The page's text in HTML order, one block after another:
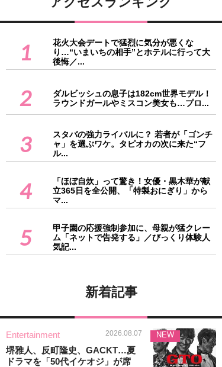
1
花火大会デートで猛烈に気分が悪くな
り…“いまいちの相手”とホテルに行って大
後悔／...
2
ダルビッシュの息子は182cm世界モデル！
ラウンドガールやミスコン美女も…プロ...
3
スタバの強力ライバルに？ 若者が「ゴンチ
ャ」を選ぶワケ。タピオカの次に来た“フ
ル...
4
「ほぼ自炊」って驚き！女優・黒木華が献
立365日を全公開、「特製おにぎり」から
マ...
5
甲子園の応援強制参加に、母親が猛クレー
ム「ネットで告発する」／びっくり体験人
気記...
新着記事
Entertainment 2026.08.07
堺雅人、反町隆史、GACKT…夏
ドラマを「50代イケオジ」が席
NEW